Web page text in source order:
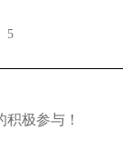
5
极参与！